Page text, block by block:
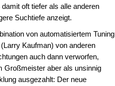
oft tiefer als alle anderen
Suchtiefe anzeigt.
von automatisiertem Tuning
Kaufman) von anderen
auch dann verworfen,
Großmeister aber als unsinnig
ausgezahlt: Der neue